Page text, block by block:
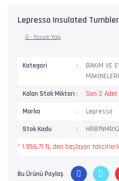
Lepresso Insulated
0 - Yorum Yap
Kategori BAKIM VE
MAKINELERI
Kalan Stok Miktarı
Son 2 Adet
Marka
Lepresso
Stok Kodu
* 1.956,71 TL den başlayan
Bu Ürünü Paylaş